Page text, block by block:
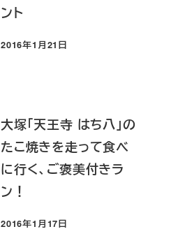
ント
投稿日
2016年1月21日
大塚「天王寺 はち八」の
たこ焼きを走って食べ
に行く、ご褒美付きラ
ン！
投稿日
2016年1月17日